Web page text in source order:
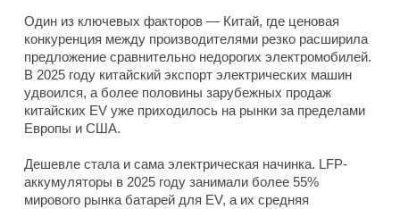
Один из ключевых факторов — Китай, где ценовая
конкуренция между производителями резко расширила
предложение сравнительно недорогих электромобилей.
В 2025 году китайский экспорт электрических машин
удвоился, а более половины зарубежных продаж
китайских EV уже приходилось на рынки за пределами
Европы и США.
Дешевле стала и сама электрическая начинка. LFP-
аккумуляторы в 2025 году занимали более 55%
мирового рынка батарей для EV, а их средняя